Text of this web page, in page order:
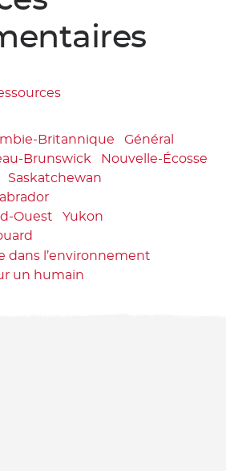
Britannique
Général
Brunswick
Nouvelle-Écosse
Saskatchewan
Ouest
Yukon
dans l’environnement
un humain